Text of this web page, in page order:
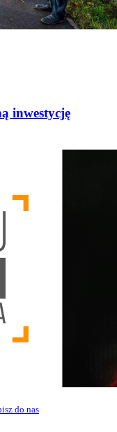
inwestycję
do nas